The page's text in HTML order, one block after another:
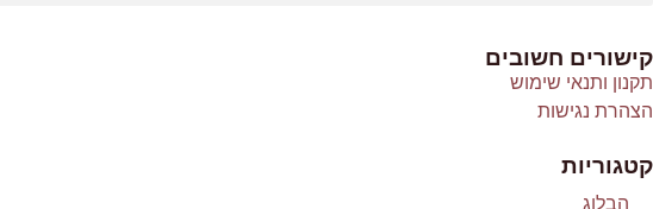
קישורים חשובים
תקנון ותנאי שימוש
הצהרת נגישות
קטגוריות
הבלוג